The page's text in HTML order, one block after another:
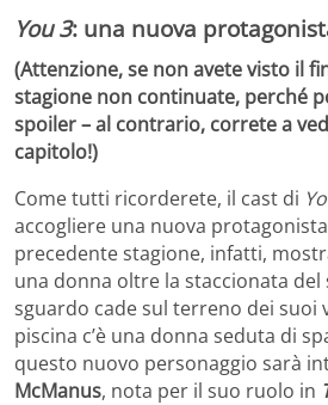
You 3: una nuova
(Attenzione, se non avete visto il
stagione non continuate, perché
spoiler – al contrario, correte a
capitolo!)
Come tutti ricorderete, il cast di
accogliere una nuova
precedente stagione, infatti,
una donna oltre la staccionata del
sguardo cade sul terreno dei suoi
piscina c’è una donna seduta di
questo nuovo personaggio sarà
McManus, nota per il suo ruolo in